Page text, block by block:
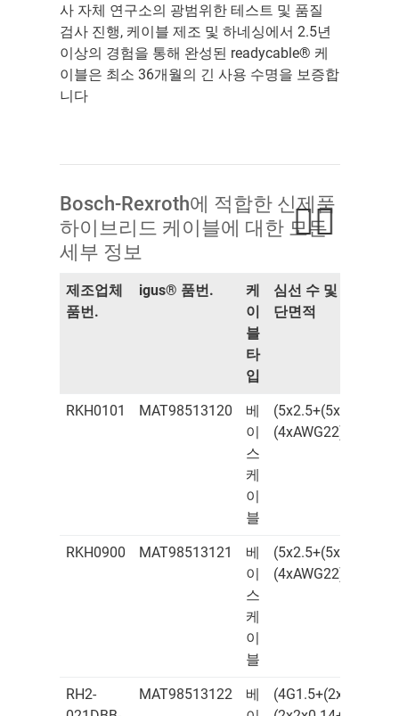
사 자체 연구소의 광범위한 테스트 및 품질
검사 진행, 케이블 제조 및 하네싱에서 2.5년
이상의 경험을 통해 완성된 readycable® 케
이블은 최소 36개월의 긴 사용 수명을 보증합
니다
Bosch-Rexroth에 적합한 신제품
하이브리드 케이블에 대한 모든
세부 정보
제조업체
품번.
igus® 품번.
케
이
블
타
입
심선 수 및 도체 공
단면적
RKH0101 MAT98513120
베
이
스
케
이
블
(5x2.5+(5x0.35)+
(4xAWG22)C)C
RKH0900 MAT98513121
베
이
스
케
이
블
(5x2.5+(5x0.35)+
(4xAWG22)C)C
RH2-
MAT98513122
베
(4G1.5+(2x0.75)C+